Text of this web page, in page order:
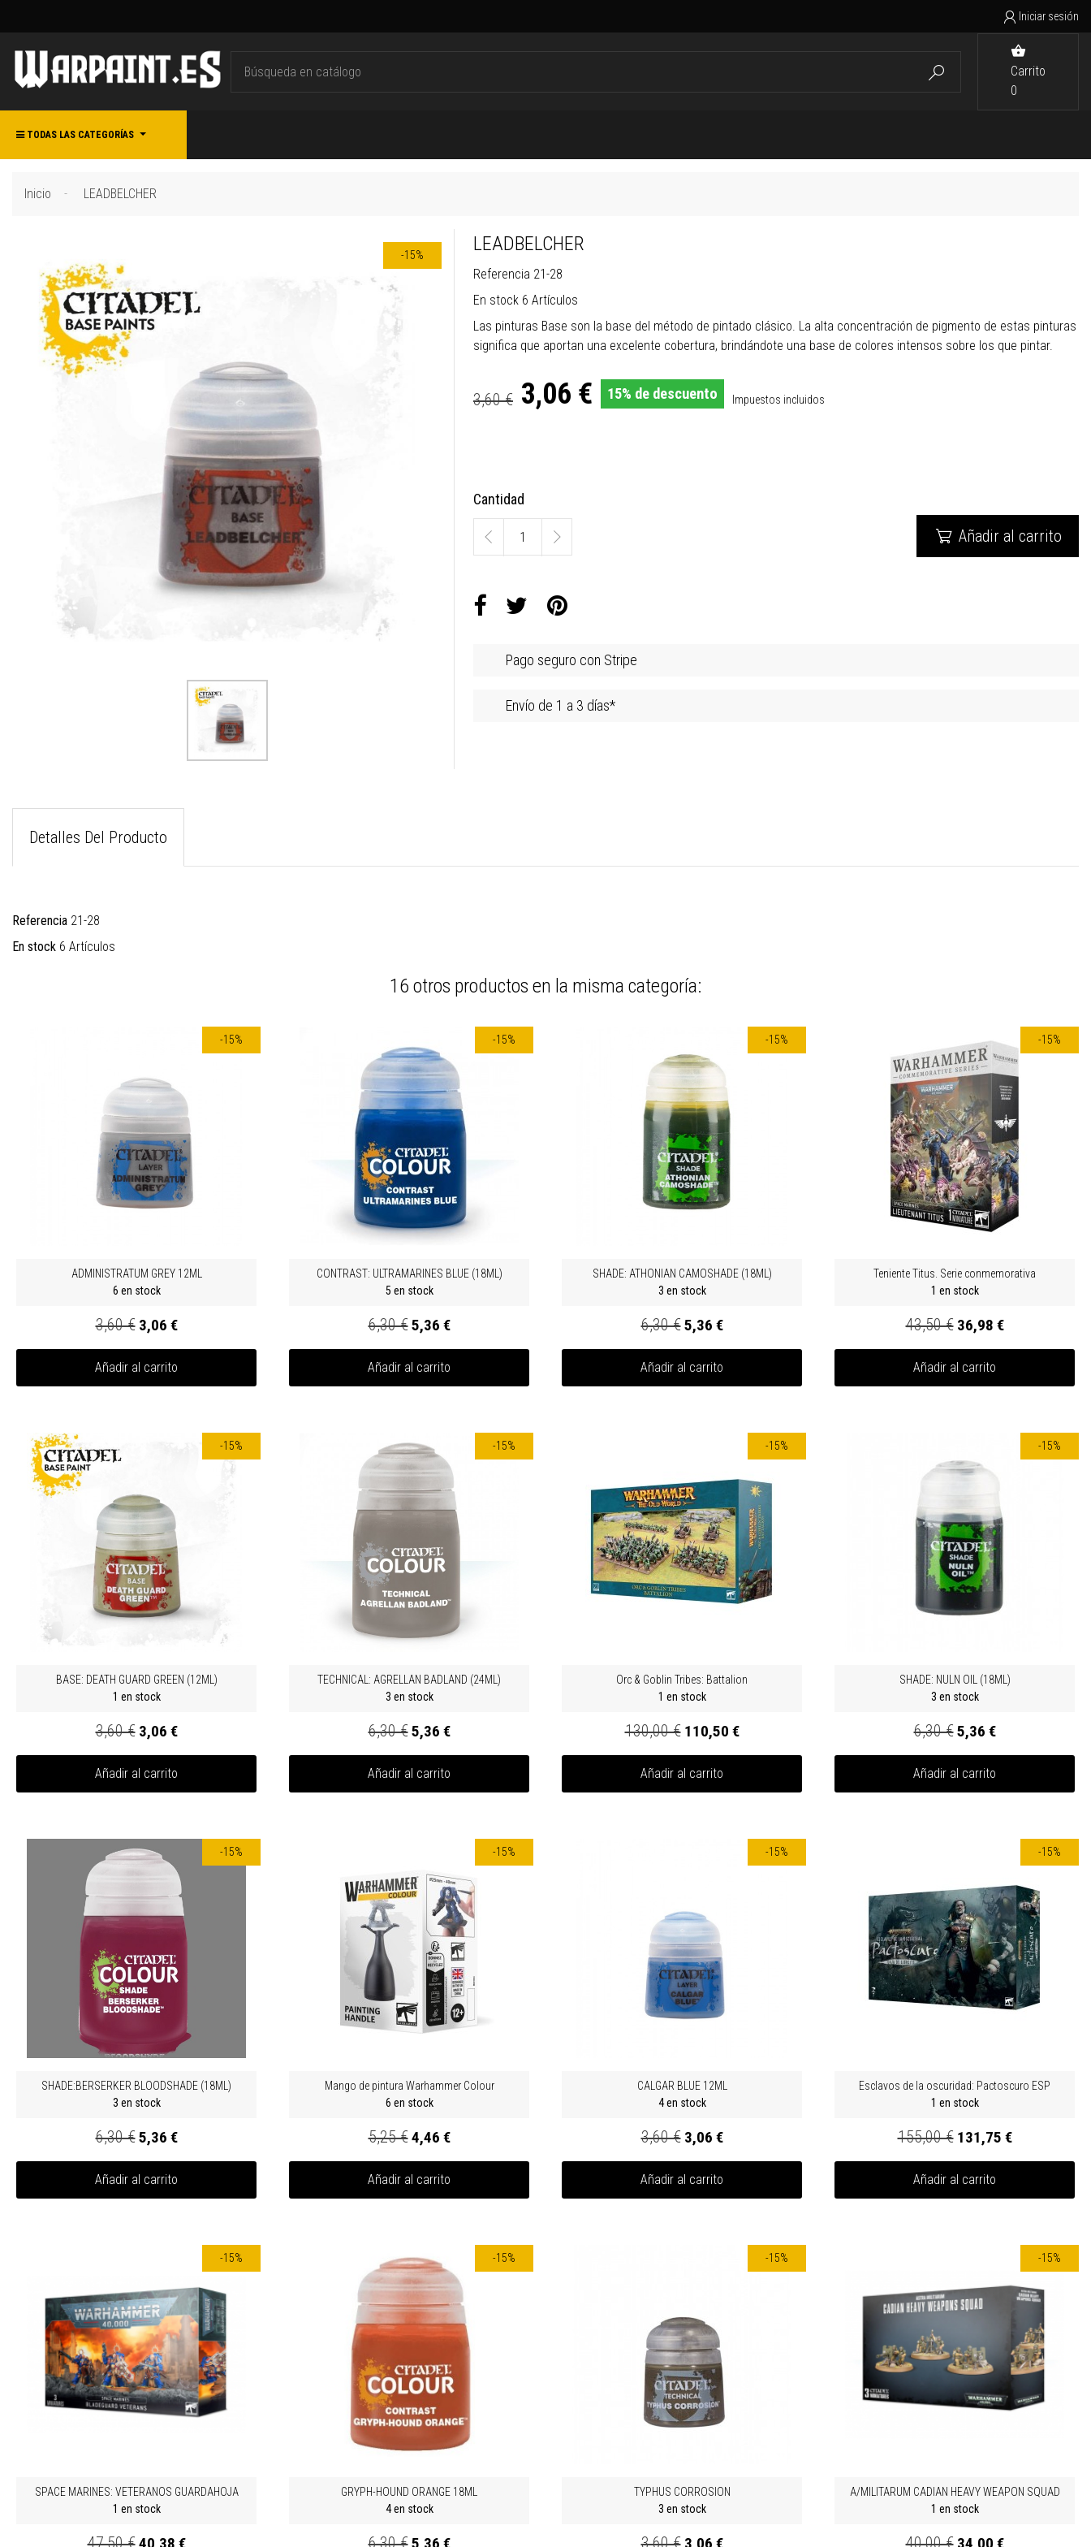
 Iniciar sesión


Carrito
0
TODAS LAS CATEGORÍAS
Inicio LEADBELCHER
-15%
LEADBELCHER
Referencia 21-28
En stock 6 Artículos
Las pinturas Base son la base del método de pintado clásico. La alta concentración de pigmento de estas pinturas
significa que aportan una excelente cobertura, brindándote una base de colores intensos sobre los que pintar.
3,60 € 3,06 € 15% de descuento Impuestos incluidos
Cantidad
 Añadir al carrito
Pago seguro con Stripe
Envío de 1 a 3 días*
Detalles Del Producto
Referencia 21-28
En stock 6 Artículos
16 otros productos en la misma categoría:
-15%
ADMINISTRATUM GREY 12ML
6 en stock
3,60 € 3,06 €
Añadir al carrito
-15%
CONTRAST: ULTRAMARINES BLUE (18ML)
5 en stock
6,30 €5,36 €
Añadir al carrito
-15%
SHADE: ATHONIAN CAMOSHADE (18ML)
3 en stock
6,30 €5,36 €
Añadir al carrito
-15%
Teniente Titus. Serie conmemorativa
1 en stock
43,50 € 36,98 €
Añadir al carrito
-15%
BASE: DEATH GUARD GREEN (12ML)
1 en stock
3,60 € 3,06 €
Añadir al carrito
-15%
TECHNICAL: AGRELLAN BADLAND (24ML)
3 en stock
6,30 €5,36 €
Añadir al carrito
-15%
Orc & Goblin Tribes: Battalion
1 en stock
130,00 € 110,50 €
Añadir al carrito
-15%
SHADE: NULN OIL (18ML)
3 en stock
6,30 €5,36 €
Añadir al carrito
-15%
SHADE:BERSERKER BLOODSHADE (18ML)
3 en stock
6,30 €5,36 €
Añadir al carrito
-15%
Mango de pintura Warhammer Colour
6 en stock
5,25 €4,46 €
Añadir al carrito
-15%
CALGAR BLUE 12ML
4 en stock
3,60 € 3,06 €
Añadir al carrito
-15%
Esclavos de la oscuridad: Pactoscuro ESP
1 en stock
155,00 € 131,75 €
Añadir al carrito
-15%
SPACE MARINES: VETERANOS GUARDAHOJA
1 en stock
47,50 €40,38 €
-15%
GRYPH-HOUND ORANGE 18ML
4 en stock
6,30 €5,36 €
-15%
TYPHUS CORROSION
3 en stock
3,60 € 3,06 €
-15%
A/MILITARUM CADIAN HEAVY WEAPON SQUAD
1 en stock
40,00 € 34,00 €